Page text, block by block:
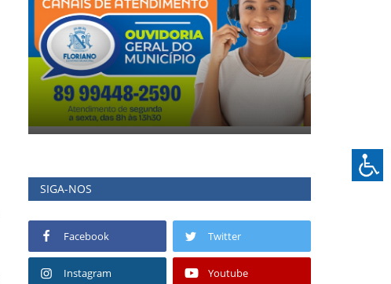
SIGA-NOS
Facebook Twitter
Instagram Youtube